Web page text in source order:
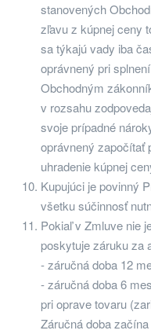
stanovených
zľavu z kúpnej ceny
sa týkajú vady iba
oprávnený pri
Obchodným
v rozsahu
svoje prípadné
oprávnený započítať
uhradenie kúpnej
Kupujúci je povinný
všetku súčinnosť
Pokiaľ v Zmluve nie
poskytuje záruku za
- záručná doba 12
- záručná doba 6
pri oprave tovaru
Záručná doba